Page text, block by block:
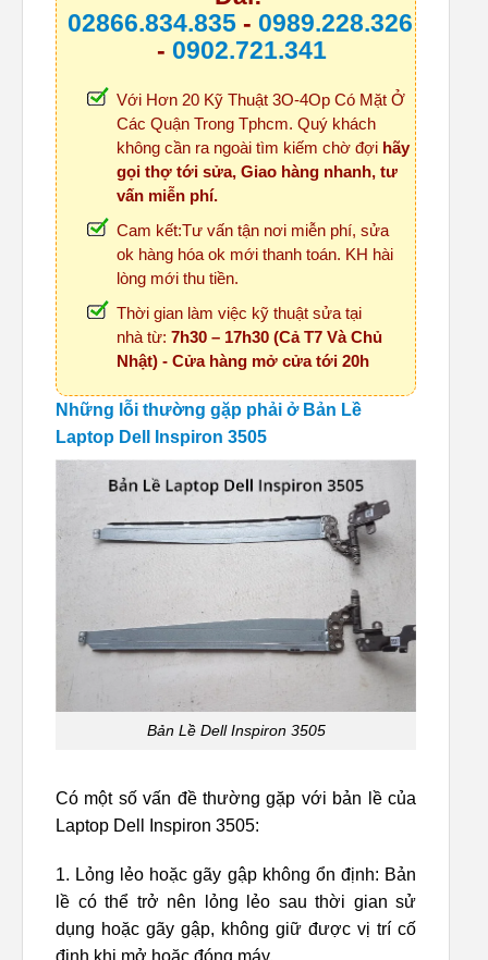
02866.834.835 - 0989.228.326
- 0902.721.341
Với Hơn 20 Kỹ Thuật 3O-4Op Có Mặt Ở
Các Quận Trong Tphcm. Quý khách
không cần ra ngoài tìm kiếm chờ đợi hãy
gọi thợ tới sửa, Giao hàng nhanh, tư
vấn miễn phí.
Cam kết:Tư vấn tận nơi miễn phí, sửa
ok hàng hóa ok mới thanh toán. KH hài
lòng mới thu tiền.
Thời gian làm việc kỹ thuật sửa tại
nhà từ: 7h30 – 17h30 (Cả T7 Và Chủ
Nhật) - Cửa hàng mở cửa tới 20h
Những lỗi thường gặp phải ở Bản Lề
Laptop Dell Inspiron 3505
Bản Lề Dell Inspiron 3505
Có một số vấn đề thường gặp với bản lề của
Laptop Dell Inspiron 3505:
1. Lỏng lẻo hoặc gãy gập không ổn định: Bản
lề có thể trở nên lỏng lẻo sau thời gian sử
dụng hoặc gãy gập, không giữ được vị trí cố